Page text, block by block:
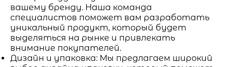
вашему бренду. Наша команда
специалистов поможет вам разработать
уникальный продукт, который будет
выделяться на рынке и привлекать
внимание покупателей.
Дизайн и упаковка: Мы предлагаем широкий